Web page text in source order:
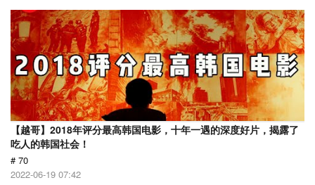
【越哥】2018年评分最高韩国电影，十年一遇的深度好片，揭露了
吃人的韩国社会！
# 70
2022-06-19 07:42